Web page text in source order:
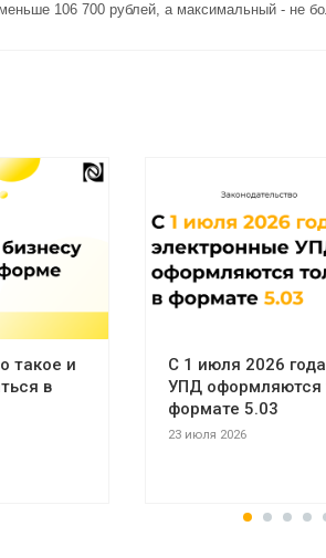
106 700 рублей, а максимальный - не
такое и
в
С 1 июля 2026
УПД оформляются
формате 5.03
23 июля 2026